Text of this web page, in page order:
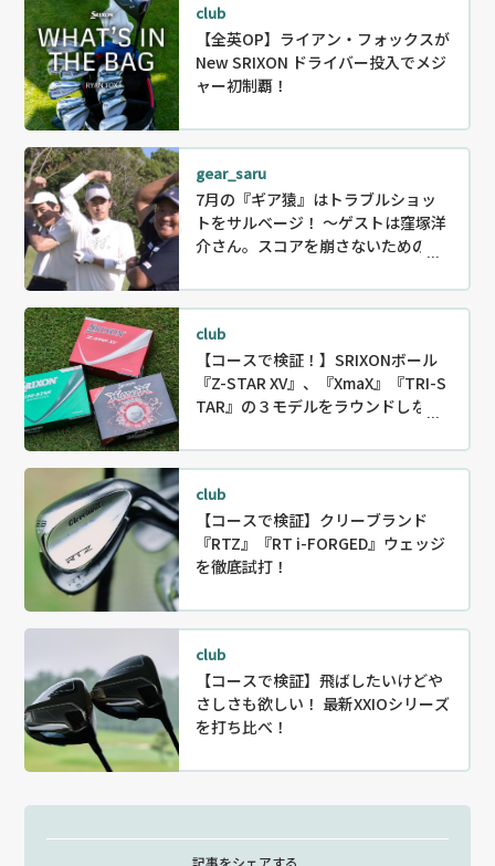
club
【全英OP】ライアン・フォックスが
New SRIXON ドライバー投入でメジ
ャー初制覇！
gear_saru
7月の『ギア猿』はトラブルショッ
トをサルベージ！ ～ゲストは窪塚洋
介さん。スコアを崩さないためのリ
club
【コースで検証！】SRIXONボール
『Z-STAR XV』、『XmaX』『TRI-S
TAR』の３モデルをラウンドしなが
club
【コースで検証】クリーブランド
『RTZ』『RT i-FORGED』ウェッジ
を徹底試打！
club
【コースで検証】飛ばしたいけどや
さしさも欲しい！ 最新XXIOシリーズ
を打ち比べ！
記事をシェアする